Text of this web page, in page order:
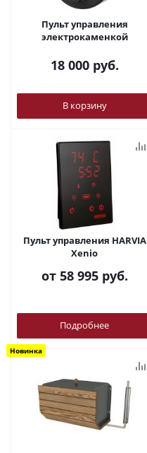
Пульт управления
элeктрoкaмeнкой
18 000руб.
В корзину
Пульт управления HARVIA
Xenio
от 58 995 руб.
Подробнее
Новинка